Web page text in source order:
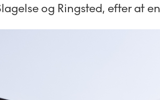
og Ringsted, efter at en